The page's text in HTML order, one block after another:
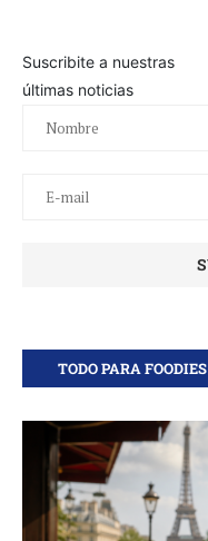
Suscribite a nuestras
últimas noticias
TODO PARA FOODIES